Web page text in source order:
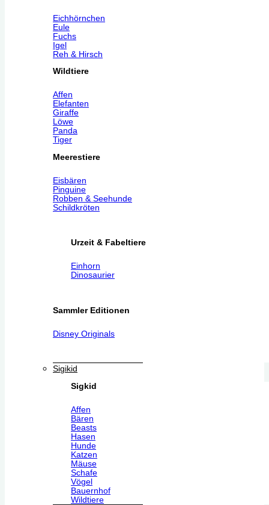
Eichhörnchen
Eule
Fuchs
Igel
Reh & Hirsch
Wildtiere
Affen
Elefanten
Giraffe
Löwe
Panda
Tiger
Meerestiere
Eisbären
Pinguine
Robben & Seehunde
Schildkröten
Urzeit & Fabeltiere
Einhorn
Dinosaurier
Sammler Editionen
Disney Originals
Sigikid
Sigkid
Affen
Bären
Beasts
Hasen
Hunde
Katzen
Mäuse
Schafe
Vögel
Bauernhof
Wildtiere